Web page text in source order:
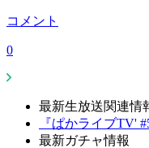
コメント
0
最新生放送関連情
『ぱかライブTV'
最新ガチャ情報